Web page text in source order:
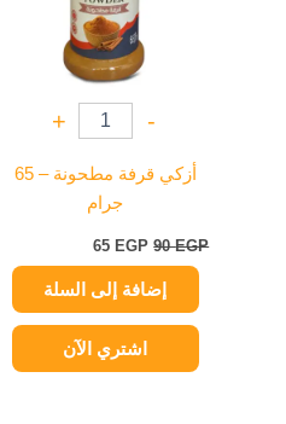
-
+
أزكي قرفة مطحونة – 65
جرام
90EGP
65 EGP
إضافة إلى السلة
اشتري الآن